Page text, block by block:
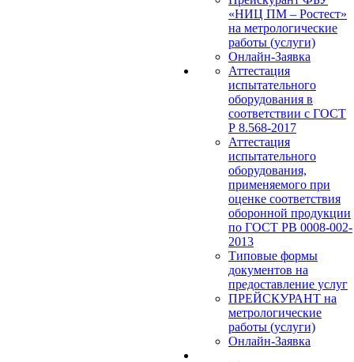
«НИЦ ПМ – Ростест»
на метрологические
работы (услуги)
Онлайн-Заявка
Аттестация
испытательного
оборудования в
соответствии с ГОСТ
Р 8.568-2017
Аттестация
испытательного
оборудования,
применяемого при
оценке соответствия
оборонной продукции
по ГОСТ РВ 0008-002-
2013
Типовые формы
документов на
предоставление услуг
ПРЕЙСКУРАНТ на
метрологические
работы (услуги)
Онлайн-Заявка